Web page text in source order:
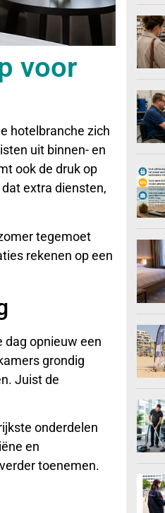
voor
hotelbranche zich
uit binnen- en
ook de druk op
extra diensten,
tegemoet
rekenen op een
dag opnieuw een
grondig
Juist de
onderdelen
en
toenemen.